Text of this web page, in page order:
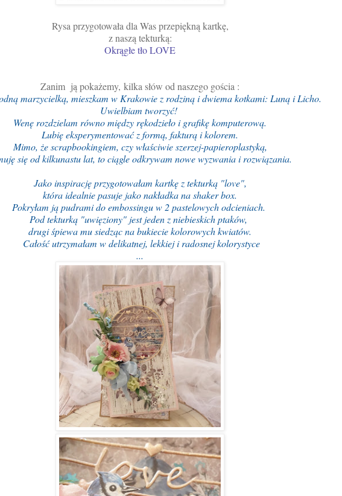
Rysa przygotowała dla Was przepiękną kartkę,
z naszą tekturką:
Okrągłe tło LOVE
Zanim ją pokażemy, kilka słów od naszego gościa :
marzycielką, mieszkam w Krakowie z rodziną i dwiema kotkami: Luną i Licho.
Uwielbiam tworzyć!
Wenę rozdzielam równo między rękodzieło i grafikę komputerową.
Lubię eksperymentować z formą, fakturą i kolorem.
Mimo, że scrapbookingiem, czy właściwie szerzej-papieroplastyką,
się od kilkunastu lat, to ciągle odkrywam nowe wyzwania i rozwiązania.
Jako inspirację przygotowałam kartkę z tekturką "love",
która idealnie pasuje jako nakładka na shaker box.
Pokryłam ją pudrami do embossingu w 2 pastelowych odcieniach.
Pod tekturką "uwięziony" jest jeden z niebieskich ptaków,
drugi śpiewa mu siedząc na bukiecie kolorowych kwiatów.
Całość utrzymałam w delikatnej, lekkiej i radosnej kolorystyce
...